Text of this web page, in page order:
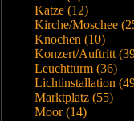
Katze (12)
Kirche/Moschee
Knochen (10)
Konzert/Auftritt
Leuchtturm (36)
Lichtinstallation
Marktplatz (55)
Moor (14)